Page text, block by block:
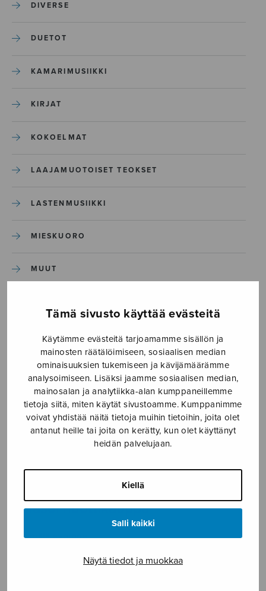
Tämä sivusto käyttää evästeitä
Käytämme evästeitä tarjoamamme sisällön ja
mainosten räätälöimiseen, sosiaalisen median
ominaisuuksien tukemiseen ja kävijämäärämme
analysoimiseen. Lisäksi jaamme sosiaalisen median,
mainosalan ja analytiikka-alan kumppaneillemme
tietoja siitä, miten käytät sivustoamme. Kumppanimme
voivat yhdistää näitä tietoja muihin tietoihin, joita olet
antanut heille tai joita on kerätty, kun olet käyttänyt
heidän palvelujaan.
Kiellä
Salli kaikki
Näytä tiedot ja muokkaa
DIVERSE
DUETOT
KAMARIMUSIIKKI
KIRJAT
KOKOELMAT
LAAJAMUOTOISET TEOKSET
LASTENMUSIIKKI
MIESKUORO
MUUT
SEKAKUORO
SOITINKOULUT JA OPPAAT
SOITINMUSIIKKI
YKSINLAULU
YLEINEN
Sulasol nuottikauppa
Myymälä avoinna